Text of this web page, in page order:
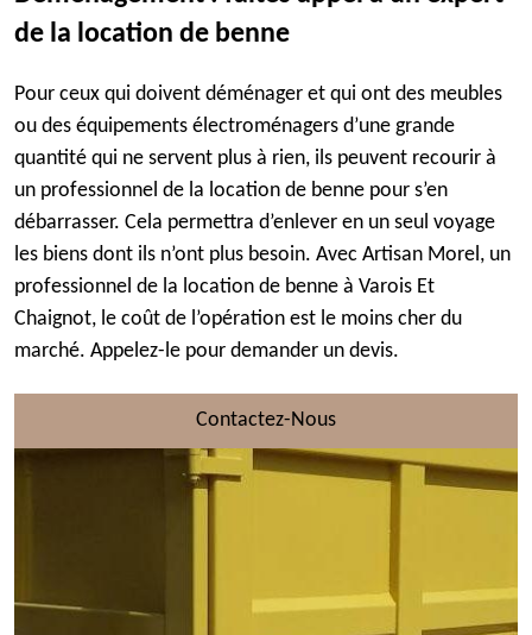
de la location de benne
Pour ceux qui doivent déménager et qui ont des meubles
ou des équipements électroménagers d’une grande
quantité qui ne servent plus à rien, ils peuvent recourir à
un professionnel de la location de benne pour s’en
débarrasser. Cela permettra d’enlever en un seul voyage
les biens dont ils n’ont plus besoin. Avec Artisan Morel, un
professionnel de la location de benne à Varois Et
Chaignot, le coût de l’opération est le moins cher du
marché. Appelez-le pour demander un devis.
Contactez-Nous